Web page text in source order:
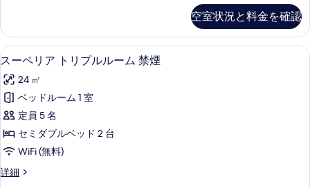
真
を
表
示
す
る
ー
ム
禁
煙
の
す
べ
て
の
ア
ツ
イ
ル
ー
ム
禁
煙
の
詳
細
空室状況と料金を確認
ス
ー
ペ
リ
ア
ト
プ
スーペリア トリプルルーム 禁煙 | ア
6
スーペリア トリプルルーム 禁煙
24 ㎡
ベッドルーム 1 室
定員 5 名
セミダブルベッド 2 台
WiFi (無料)
詳細
ス